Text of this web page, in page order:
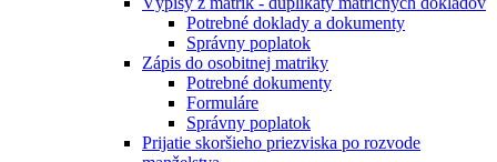
Potrebné doklady a dokumenty
Správny poplatok
Zápis do osobitnej matriky
Potrebné dokumenty
Formuláre
Správny poplatok
Prijatie skoršieho priezviska po rozvode